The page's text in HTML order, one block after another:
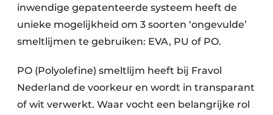
inwendige gepatenteerde systeem heeft de
unieke mogelijkheid om 3 soorten ‘ongevulde’
smeltlijmen te gebruiken: EVA, PU of PO.
PO (Polyolefine) smeltlijm heeft bij Fravol
Nederland de voorkeur en wordt in transparant
of wit verwerkt. Waar vocht een belangrijke rol